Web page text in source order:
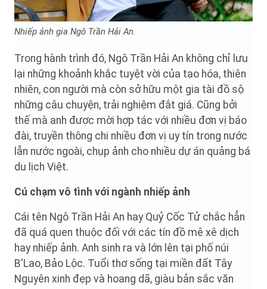
Nhiếp ảnh gia Ngô Trần Hải An.
Trong hành trình đó, Ngô Trần Hải An không chỉ lưu
lại những khoảnh khắc tuyệt vời của tạo hóa, thiên
nhiên, con người mà còn sở hữu một gia tài đồ sộ
những câu chuyện, trải nghiệm đắt giá. Cũng bởi
thế mà anh được mời hợp tác với nhiều đơn vị báo
đài, truyền thông chi nhiều đơn vị uy tín trong nước
lẫn nước ngoài, chụp ảnh cho nhiều dự án quảng bá
du lịch Việt.
Cú chạm vô tình với ngành nhiếp ảnh
Cái tên Ngô Trần Hải An hay Quỷ Cốc Tử chắc hẳn
đã quá quen thuộc đối với các tín đồ mê xê dịch
hay nhiếp ảnh. Anh sinh ra và lớn lên tại phố núi
B'Lao, Bảo Lộc. Tuổi thơ sống tại miền đất Tây
Nguyên xinh đẹp và hoang dã, giàu bản sắc văn